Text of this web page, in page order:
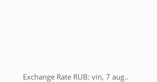
Exchange Rate RUB: vin, 7 aug..